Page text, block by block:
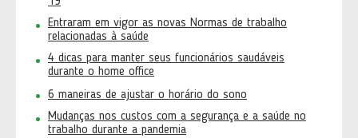
Entraram em vigor as novas Normas de trabalho
relacionadas à saúde
4 dicas para manter seus funcionários saudáveis
durante o home office
6 maneiras de ajustar o horário do sono
Mudanças nos custos com a segurança e a saúde no
trabalho durante a pandemia